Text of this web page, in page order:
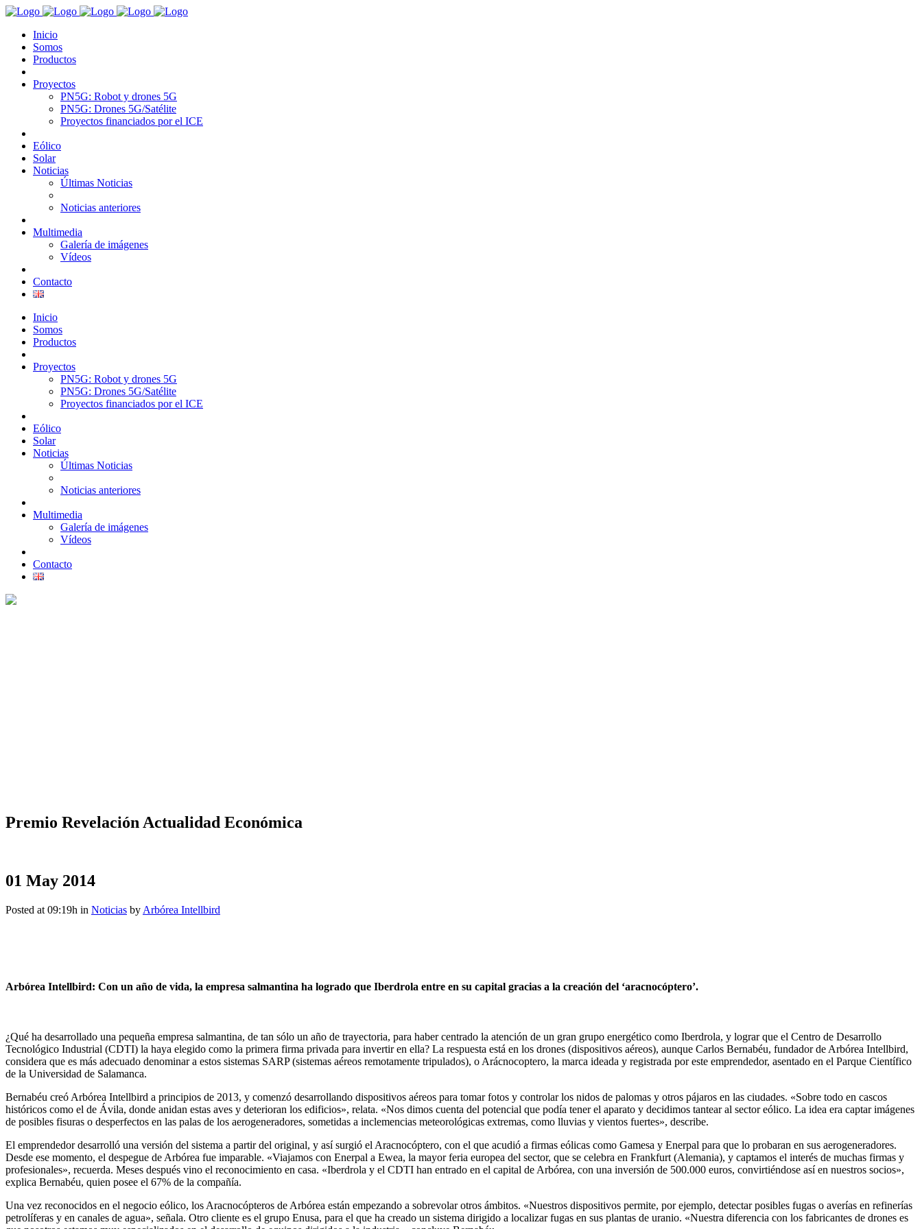
Inicio
Somos
Productos
Proyectos
PN5G: Robot y drones 5G
PN5G: Drones 5G/Satélite
Proyectos financiados por el ICE
Eólico
Solar
Noticias
Últimas Noticias
Noticias anteriores
Multimedia
Galería de imágenes
Vídeos
Contacto
Inicio
Somos
Productos
Proyectos
PN5G: Robot y drones 5G
PN5G: Drones 5G/Satélite
Proyectos financiados por el ICE
Eólico
Solar
Noticias
Últimas Noticias
Noticias anteriores
Multimedia
Galería de imágenes
Vídeos
Contacto
Premio Revelación Actualidad Económica
01 May 2014
Posted at 09:19h in Noticias by Arbórea Intellbird
Arbórea Intellbird: Con un año de vida, la empresa salmantina ha logrado que Iberdrola entre en su capital gracias a la creación del ‘aracnocóptero’.
¿Qué ha desarrollado una pequeña empresa salmantina, de tan sólo un año de trayectoria, para haber centrado la atención de un gran grupo energético como Iberdrola, y lograr que el Centro de Desarrollo
Tecnológico Industrial (CDTI) la haya elegido como la primera firma privada para invertir en ella? La respuesta está en los drones (dispositivos aéreos), aunque Carlos Bernabéu, fundador de Arbórea Intellbird,
considera que es más adecuado denominar a estos sistemas SARP (sistemas aéreos remotamente tripulados), o Arácnocoptero, la marca ideada y registrada por este emprendedor, asentado en el Parque Científico
de la Universidad de Salamanca.
Bernabéu creó Arbórea Intellbird a principios de 2013, y comenzó desarrollando dispositivos aéreos para tomar fotos y controlar los nidos de palomas y otros pájaros en las ciudades. «Sobre todo en cascos
históricos como el de Ávila, donde anidan estas aves y deterioran los edificios», relata. «Nos dimos cuenta del potencial que podía tener el aparato y decidimos tantear al sector eólico. La idea era captar imágenes
de posibles fisuras o desperfectos en las palas de los aerogeneradores, sometidas a inclemencias meteorológicas extremas, como lluvias y vientos fuertes», describe.
El emprendedor desarrolló una versión del sistema a partir del original, y así surgió el Aracnocóptero, con el que acudió a firmas eólicas como Gamesa y Enerpal para que lo probaran en sus aerogeneradores.
Desde ese momento, el despegue de Arbórea fue imparable. «Viajamos con Enerpal a Ewea, la mayor feria europea del sector, que se celebra en Frankfurt (Alemania), y captamos el interés de muchas firmas y
profesionales», recuerda. Meses después vino el reconocimiento en casa. «Iberdrola y el CDTI han entrado en el capital de Arbórea, con una inversión de 500.000 euros, convirtiéndose así en nuestros socios»,
explica Bernabéu, quien posee el 67% de la compañía.
Una vez reconocidos en el negocio eólico, los Aracnocópteros de Arbórea están empezando a sobrevolar otros ámbitos. «Nuestros dispositivos permite, por ejemplo, detectar posibles fugas o averías en refinerías
petrolíferas y en canales de agua», señala. Otro cliente es el grupo Enusa, para el que ha creado un sistema dirigido a localizar fugas en sus plantas de uranio. «Nuestra diferencia con los fabricantes de drones es